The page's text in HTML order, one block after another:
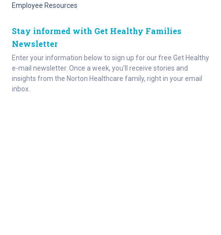
Employee Resources
Stay informed with Get Healthy Families
Newsletter
Enter your information below to sign up for our free Get Healthy
e-mail newsletter. Once a week, you’ll receive stories and
insights from the Norton Healthcare family, right in your email
inbox.